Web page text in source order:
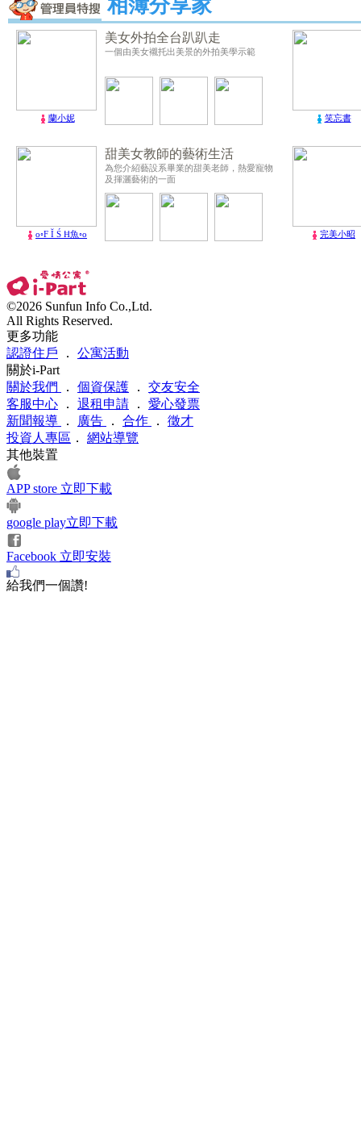
相簿分享家
蘭小妮
美女外拍全台趴趴走
一個由美女襯托出美景的外拍美學示範
笑忘書
o◦F Ĭ Ś Ħ魚◦o
甜美女教師的藝術生活
為您介紹藝設系畢業的甜美老師，熱愛寵物
及揮灑藝術的一面
完美小昭
©2026 Sunfun Info Co.,Ltd.
All Rights Reserved.
更多功能
認證住戶 ． 公寓活動
關於i-Part
關於我們
． 個資保護 ． 交友安全
客服中心 ． 退租申請 ． 愛心發票
新聞報導
． 廣告 ． 合作 ． 徵才
投資人專區 ． 網站導覽
其他裝置
APP store 立即下載
google play立即下載
Facebook 立即安裝
給我們一個讚!